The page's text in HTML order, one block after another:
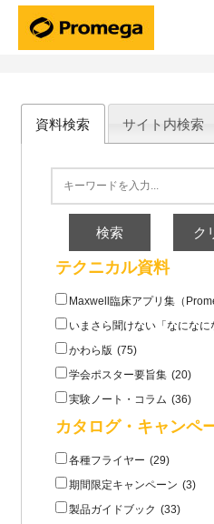
資料検索 サイト内検索
テクニカル資料
Maxwell臨床アプリ集（
いまさら聞けない「なになに
かわら版 (75)
学会ポスター要旨集 (20)
実験ノート・コラム (36)
カタログ・キャンペ
各種フライヤー (29)
期間限定キャンペーン (3)
製品ガイドブック (33)